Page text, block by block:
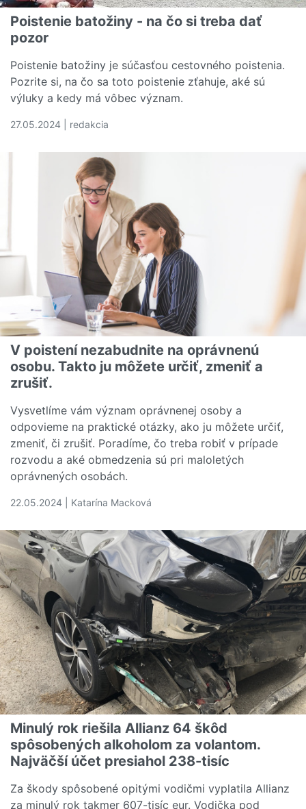
Poistenie batožiny - na čo si treba dať
pozor
Poistenie batožiny je súčasťou cestovného poistenia.
Pozrite si, na čo sa toto poistenie zťahuje, aké sú
výluky a kedy má vôbec význam.
27.05.2024 | redakcia
V poistení nezabudnite na oprávnenú
osobu. Takto ju môžete určiť, zmeniť a
zrušiť.
Vysvetlíme vám význam oprávnenej osoby a
odpovieme na praktické otázky, ako ju môžete určiť,
zmeniť, či zrušiť. Poradíme, čo treba robiť v prípade
rozvodu a aké obmedzenia sú pri maloletých
oprávnených osobách.
22.05.2024 | Katarína Macková
Minulý rok riešila Allianz 64 škôd
spôsobených alkoholom za volantom.
Najväčší účet presiahol 238-tisíc
Za škody spôsobené opitými vodičmi vyplatila Allianz
za minulý rok takmer 607-tisíc eur. Vodička pod